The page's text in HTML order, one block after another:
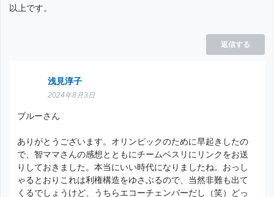
以上です。
返信する
浅見淳子
2024年8月3日
ブルーさん
ありがとうございます。オリンピックのために早起きしたの
で、智ママさんの感想とともにチームベスリにリンクをお送
りしておきました。本当にいい時代になりましたね。おっし
ゃるとおりこれは利権構造をゆさぶるので、当然非難も出て
くるでしょうけど、うちらエコーチェンバーだし（笑）どっ